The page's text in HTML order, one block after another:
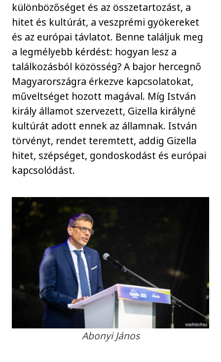
különbözőséget és az összetartozást, a
hitet és kultúrát, a veszprémi gyökereket
és az európai távlatot. Benne találjuk meg
a legmélyebb kérdést: hogyan lesz a
találkozásból közösség? A bajor hercegnő
Magyarországra érkezve kapcsolatokat,
műveltséget hozott magával. Míg István
király államot szervezett, Gizella királyné
kultúrát adott ennek az államnak. István
törvényt, rendet teremtett, addig Gizella
hitet, szépséget, gondoskodást és európai
kapcsolódást.
Abonyi János